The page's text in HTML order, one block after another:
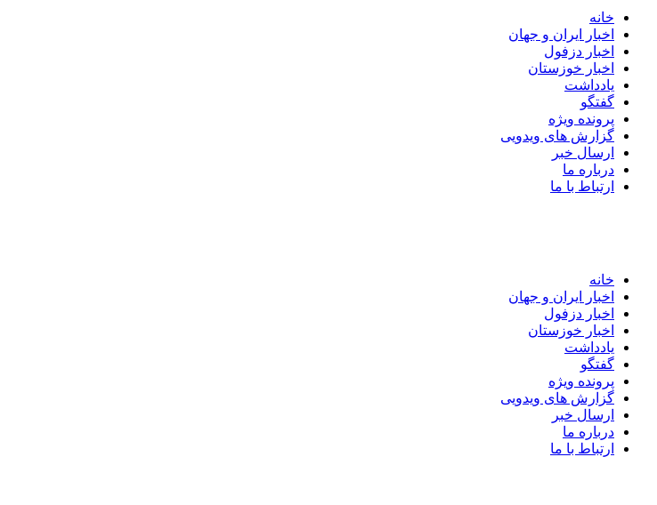
خانه
اخبار ایران و جهان
اخبار دزفول
اخبار خوزستان
یادداشت
گفتگو
پرونده ویژه
گزارش های ویدویی
ارسال خبر
درباره ما
ارتباط با ما
خانه
اخبار ایران و جهان
اخبار دزفول
اخبار خوزستان
یادداشت
گفتگو
پرونده ویژه
گزارش های ویدویی
ارسال خبر
درباره ما
ارتباط با ما